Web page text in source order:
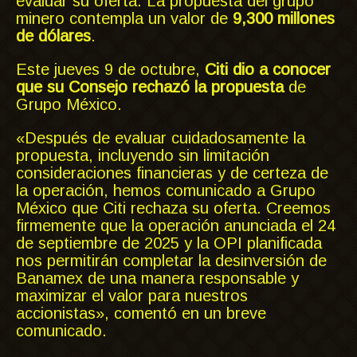
minero contempla un valor de 9,300 millones
de dólares.
Este jueves 9 de octubre, Citi dio a conocer
que su Consejo rechazó la propuestade
Grupo México.
«Después de evaluar cuidadosamente la
propuesta, incluyendo sin limitación
consideraciones financieras y de certeza de
la operación, hemos comunicado a Grupo
México que Citi rechaza su oferta. Creemos
firmemente que la operación anunciada el 24
de septiembre de 2025 y la OPI planificada
nos permitirán completar la desinversión de
Banamex de una manera responsable y
maximizar el valor para nuestros
accionistas», comentó en un breve
comunicado.